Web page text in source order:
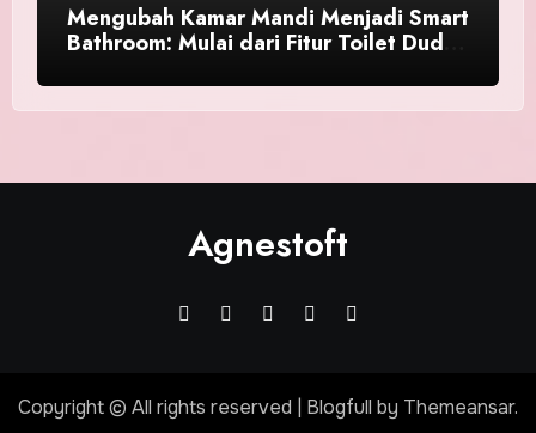
Mengubah Kamar Mandi Menjadi Smart
Bathroom: Mulai dari Fitur Toilet Duduk
Agnestoft
Copyright © All rights reserved Blogfull by Themeansar.